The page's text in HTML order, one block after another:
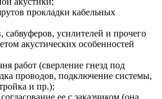
прокладки кабельных
сабвуферов, усилителей и прочего
акустических особенностей
работ (сверление гнезд под
проводов, подключение системы,
и пр.);
ее с заказчиком (она